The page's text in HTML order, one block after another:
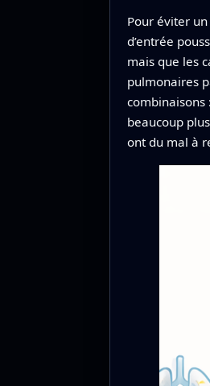
Pour éviter
d’entrée
mais que les
pulmonaires
beaucoup
ont du mal à